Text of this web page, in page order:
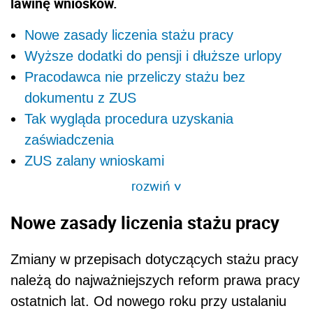
Nowe zasady liczenia stażu pracy
Wyższe dodatki do pensji i dłuższe urlopy
Pracodawca nie przeliczy stażu bez
dokumentu z ZUS
Tak wygląda procedura uzyskania
zaświadczenia
ZUS zalany wnioskami
rozwiń>
Nowe zasady liczenia stażu pracy
Zmiany w przepisach dotyczących stażu pracy
należą do najważniejszych reform prawa pracy
ostatnich lat. Od nowego roku przy ustalaniu